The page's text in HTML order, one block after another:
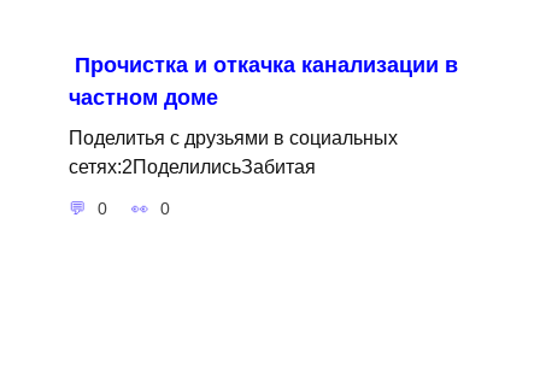
Прочистка и откачка канализации в
частном доме
Поделитья с друзьями в социальных
сетях:2ПоделилисьЗабитая
0 0